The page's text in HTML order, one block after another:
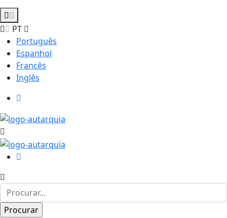
PT
Português
Espanhol
Francês
Inglês